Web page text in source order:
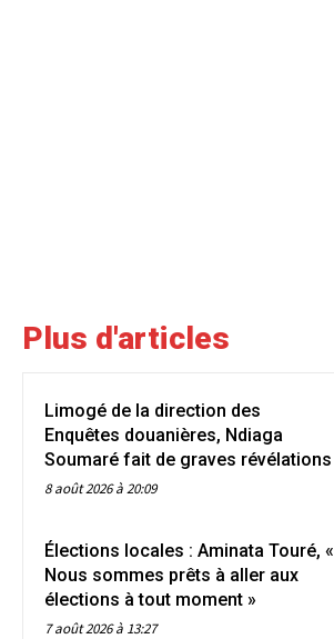
Plus d'articles
Limogé de la direction des
Enquêtes douanières, Ndiaga
Soumaré fait de graves révélations
8 août 2026 à 20:09
Élections locales : Aminata Touré, «
Nous sommes prêts à aller aux
élections à tout moment »
7 août 2026 à 13:27